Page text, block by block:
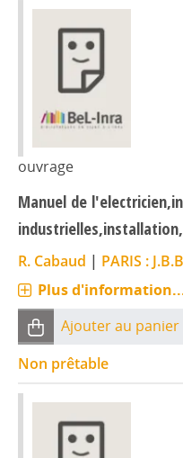
ouvrage
Manuel de
R. Cabaud | PARIS :
Plus
Ajouter au panier
Non prêtable